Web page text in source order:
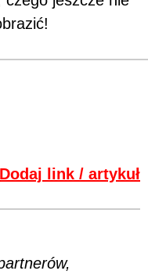
Dodaj link / artykuł